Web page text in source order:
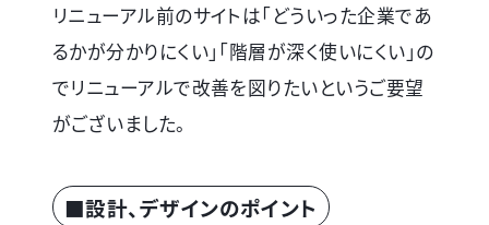
リニューアル前のサイトは「どういった企業であ
るかが分かりにくい」「階層が深く使いにくい」の
でリニューアルで改善を図りたいというご要望
がございました。
■設計、デザインのポイント